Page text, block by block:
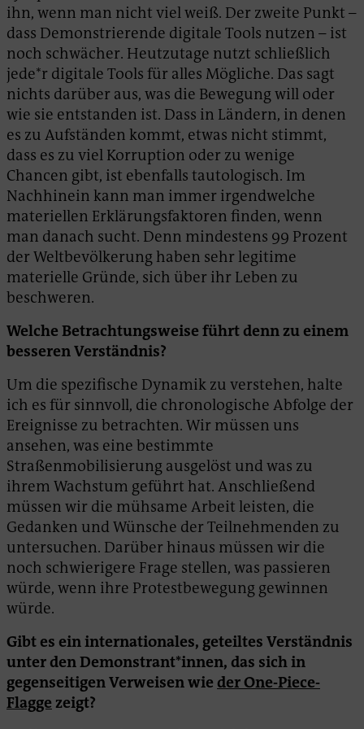
ihn, wenn man nicht viel weiß. Der zweite Punkt –
dass Demonstrierende digitale Tools nutzen – ist
noch schwächer. Heutzutage nutzt schließlich
jede*r digitale Tools für alles Mögliche. Das sagt
nichts darüber aus, was die Bewegung will oder
wie sie entstanden ist. Dass in Ländern, in denen
es zu Aufständen kommt, etwas nicht stimmt,
dass es zu viel Korruption oder zu wenige
Chancen gibt, ist ebenfalls tautologisch. Im
Nachhinein kann man immer irgendwelche
materiellen Erklärungsfaktoren finden, wenn
man danach sucht. Denn mindestens 99 Prozent
der Weltbevölkerung haben sehr legitime
materielle Gründe, sich über ihr Leben zu
beschweren.
Welche Betrachtungsweise führt denn zu einem
besseren Verständnis?
Um die spezifische Dynamik zu verstehen, halte
ich es für sinnvoll, die chronologische Abfolge der
Ereignisse zu betrachten. Wir müssen uns
ansehen, was eine bestimmte
Straßenmobilisierung ausgelöst und was zu
ihrem Wachstum geführt hat. Anschließend
müssen wir die mühsame Arbeit leisten, die
Gedanken und Wünsche der Teilnehmenden zu
untersuchen. Darüber hinaus müssen wir die
noch schwierigere Frage stellen, was passieren
würde, wenn ihre Protestbewegung gewinnen
würde.
Gibt es ein internationales, geteiltes Verständnis
unter den Demonstrant*innen, das sich in
gegenseitigen Verweisen wie der One-Piece-
Flagge zeigt?